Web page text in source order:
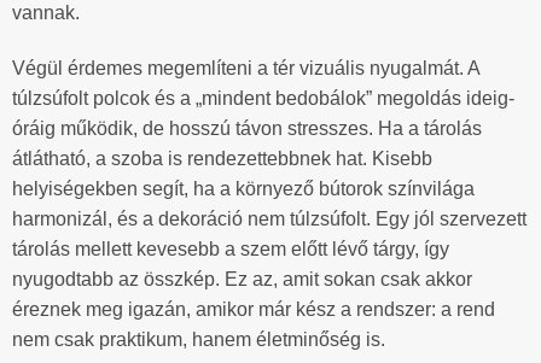
vannak.
Végül érdemes megemlíteni a tér vizuális nyugalmát. A
túlzsúfolt polcok és a „mindent bedobálok” megoldás ideig-
óráig működik, de hosszú távon stresszes. Ha a tárolás
átlátható, a szoba is rendezettebbnek hat. Kisebb
helyiségekben segít, ha a környező bútorok színvilága
harmonizál, és a dekoráció nem túlzsúfolt. Egy jól szervezett
tárolás mellett kevesebb a szem előtt lévő tárgy, így
nyugodtabb az összkép. Ez az, amit sokan csak akkor
éreznek meg igazán, amikor már kész a rendszer: a rend
nem csak praktikum, hanem életminőség is.